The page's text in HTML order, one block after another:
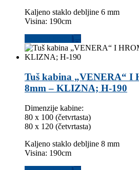
Kaljeno staklo debljine 6 mm
Visina: 190cm
Tuš kabina „VENERA“ I
8mm – KLIZNA; H-190
Dimenzije kabine:
80 x 100 (četvrtasta)
80 x 120 (četvrtasta)
Kaljeno staklo debljine 8 mm
Visina: 190cm